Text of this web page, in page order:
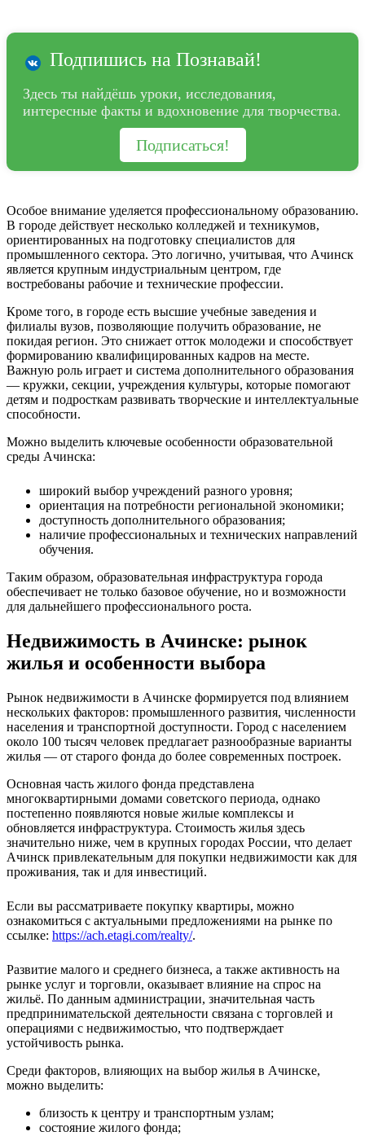
Подпишись на Познавай!
Здесь ты найдёшь уроки, исследования,
интересные факты и вдохновение для творчества.
Подписаться!
Особое внимание уделяется профессиональному образованию.
В городе действует несколько колледжей и техникумов,
ориентированных на подготовку специалистов для
промышленного сектора. Это логично, учитывая, что Ачинск
является крупным индустриальным центром, где
востребованы рабочие и технические профессии.
Кроме того, в городе есть высшие учебные заведения и
филиалы вузов, позволяющие получить образование, не
покидая регион. Это снижает отток молодежи и способствует
формированию квалифицированных кадров на месте.
Важную роль играет и система дополнительного образования
— кружки, секции, учреждения культуры, которые помогают
детям и подросткам развивать творческие и интеллектуальные
способности.
Можно выделить ключевые особенности образовательной
среды Ачинска:
широкий выбор учреждений разного уровня;
ориентация на потребности региональной экономики;
доступность дополнительного образования;
наличие профессиональных и технических направлений
обучения.
Таким образом, образовательная инфраструктура города
обеспечивает не только базовое обучение, но и возможности
для дальнейшего профессионального роста.
Недвижимость в Ачинске: рынок
жилья и особенности выбора
Рынок недвижимости в Ачинске формируется под влиянием
нескольких факторов: промышленного развития, численности
населения и транспортной доступности. Город с населением
около 100 тысяч человек предлагает разнообразные варианты
жилья — от старого фонда до более современных построек.
Основная часть жилого фонда представлена
многоквартирными домами советского периода, однако
постепенно появляются новые жилые комплексы и
обновляется инфраструктура. Стоимость жилья здесь
значительно ниже, чем в крупных городах России, что делает
Ачинск привлекательным для покупки недвижимости как для
проживания, так и для инвестиций.
Если вы рассматриваете покупку квартиры, можно
ознакомиться с актуальными предложениями на рынке по
ссылке: https://ach.etagi.com/realty/.
Развитие малого и среднего бизнеса, а также активность на
рынке услуг и торговли, оказывает влияние на спрос на
жильё. По данным администрации, значительная часть
предпринимательской деятельности связана с торговлей и
операциями с недвижимостью, что подтверждает
устойчивость рынка.
Среди факторов, влияющих на выбор жилья в Ачинске,
можно выделить:
близость к центру и транспортным узлам;
состояние жилого фонда;